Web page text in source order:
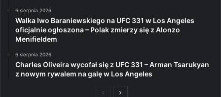
6 sierpnia 2026
Walka Iwo Baraniewskiego na UFC 331 w Los Angeles
oficjalnie ogłoszona – Polak zmierzy się z Alonzo
Menifieldem
6 sierpnia 2026
Charles Oliveira wycofał się z UFC 331 – Arman Tsarukyan
z nowym rywalem na galę w Los Angeles
PoprzedniaNastępna